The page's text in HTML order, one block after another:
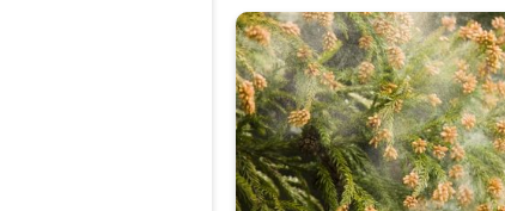
Poleni nasıl ölçeriz?. Saman